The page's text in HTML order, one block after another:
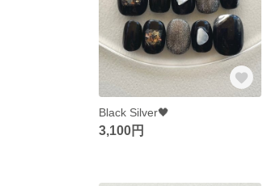
Black Silver🖤
3,100円